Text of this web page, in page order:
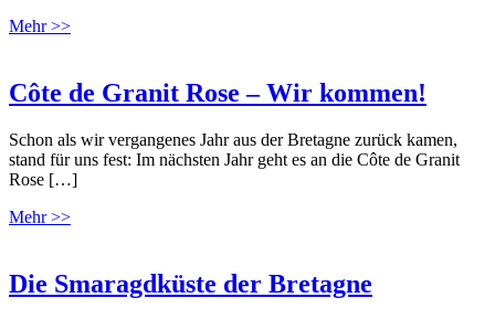
Mehr >>
Côte de Granit Rose – Wir kommen!
Schon als wir vergangenes Jahr aus der Bretagne zurück kamen,
stand für uns fest: Im nächsten Jahr geht es an die Côte de Granit
Rose […]
Mehr >>
Die Smaragdküste der Bretagne